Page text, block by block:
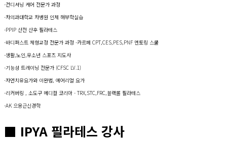
-컨디셔닝 케어 전문가 과정
-차의과대학교 차병원 인체 해부학실습
-PPIP 산전 산후 필라테스
-바디퍼스트 체형교정 전문가 과정 -카르페 CPT,CES,PES,PNF 멘토링 스쿨
-생활,노인,유소년 스포츠 지도사
-기능성 트레이닝 전문가 (CFSC LV.1)
-자연치유요가와 이완법, 에어리얼 요가
-리커버링 , 소도구 메디컬 코리아 - TRX,STC,FRC,블랙롤 필라테스
-AK 으용근신경학
■ IPYA 필라테스 강사